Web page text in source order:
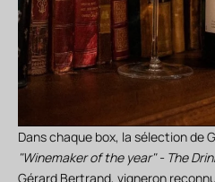
Dans chaque box, la sélection de
"Winemaker of the year" - The
Gérard Bertrand, vigneron